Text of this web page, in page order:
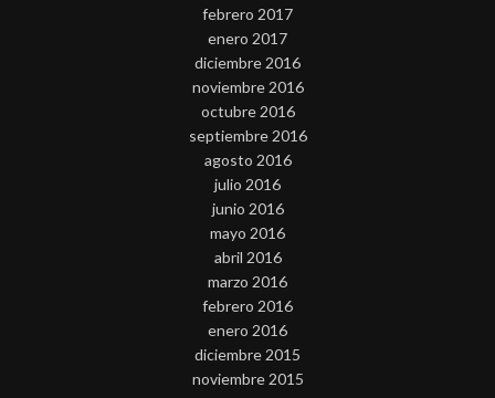
febrero 2017
enero 2017
diciembre 2016
noviembre 2016
octubre 2016
septiembre 2016
agosto 2016
julio 2016
junio 2016
mayo 2016
abril 2016
marzo 2016
febrero 2016
enero 2016
diciembre 2015
noviembre 2015